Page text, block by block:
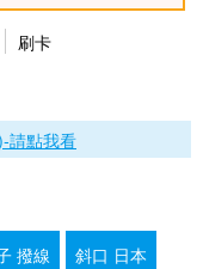
刷卡
請點我看
撥線 斜口 日本